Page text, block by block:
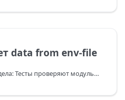
data from env-file
Контекст тестового раздела: Тесты проверяют модульную архитектуру nestjs-mod: сборку модулей через createNestModule, DI-связи и feature-конфигурацию.